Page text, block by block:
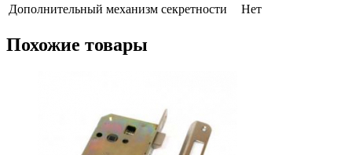
Дополнительный механизм секретности
Нет
Похожие товары